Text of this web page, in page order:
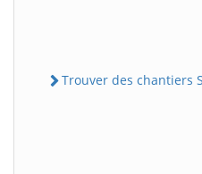
Trouver des chantiers